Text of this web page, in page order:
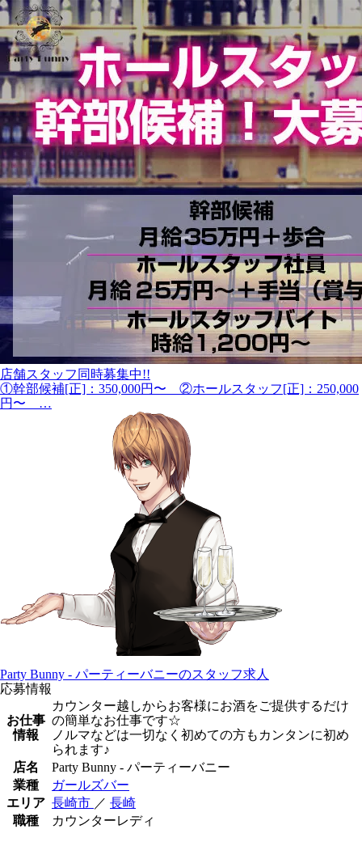
店舗スタッフ同時募集中!!
①幹部候補[正]：350,000円〜 ②ホールスタッフ[正]：250,000
円〜 …
Party Bunny - パーティーバニーのスタッフ求人
応募情報
お仕事
情報
カウンター越しからお客様にお酒をご提供するだけ
の簡単なお仕事です☆
ノルマなどは一切なく初めての方もカンタンに初め
られます♪
店名
Party Bunny - パーティーバニー
業種
ガールズバー
エリア 長崎市 ／ 長崎
職種
カウンターレディ